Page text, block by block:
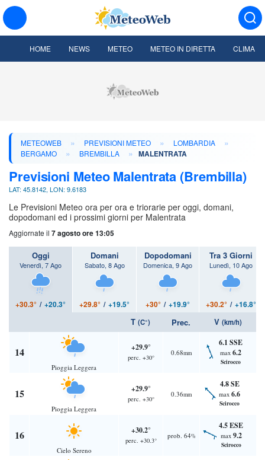
HOME NEWS METEO METEO IN DIRETTA CLIMA
METEOWEB » PREVISIONI METEO » LOMBARDIA »
BERGAMO » BREMBILLA » MALENTRATA
Previsioni Meteo Malentrata (Brembilla)
LAT: 45.8142, LON: 9.6183
Le Previsioni Meteo ora per ora e triorarie per oggi, domani,
dopodomani ed i prossimi giorni per Malentrata
Aggiornate il 7 agosto ore 13:05
Oggi
Venerdì, 7 Ago
+30.3° / +20.3°
Domani
Sabato, 8 Ago
+29.8° / +19.5°
Dopodomani
Domenica, 9 Ago
+30° / +19.9°
Tra 3 Giorni
Lunedì, 10 Ago
+30.2° / +16.8°
T (C°) Prec. V (km/h)
14
Pioggia Leggera
+29.9°
perc. +30°
0.68mm
6.1 SSE
max 6.2
Scirocco
15
Pioggia Leggera
+29.9°
perc. +30°
0.36mm
4.8 SE
max 6.6
Scirocco
16
Cielo Sereno
+30.2°
perc. +30.3°
prob. 64%
4.5 ESE
max 9.2
Scirocco